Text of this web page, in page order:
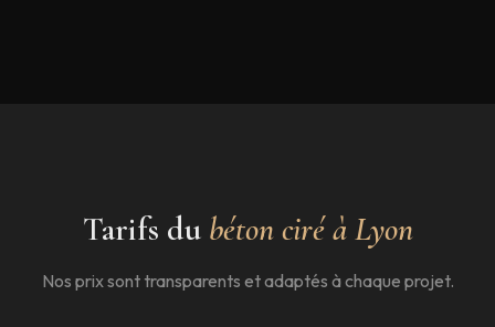
Tarifs du béton ciré àLyon
Nos prix sont transparents et adaptés à chaque projet.